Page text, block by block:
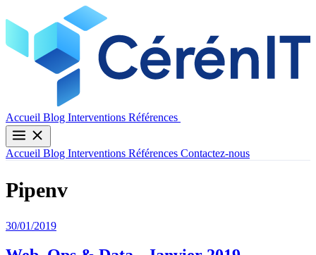
Accueil Blog Interventions Références
Accueil Blog Interventions Références Contactez-nous
Pipenv
30/01/2019